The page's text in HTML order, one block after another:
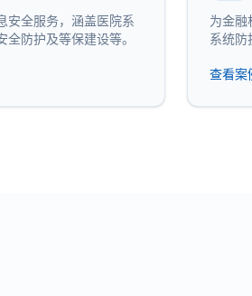
安全服务，涵盖医院系
防护及等保建设等。
为金融
系统防
查看案